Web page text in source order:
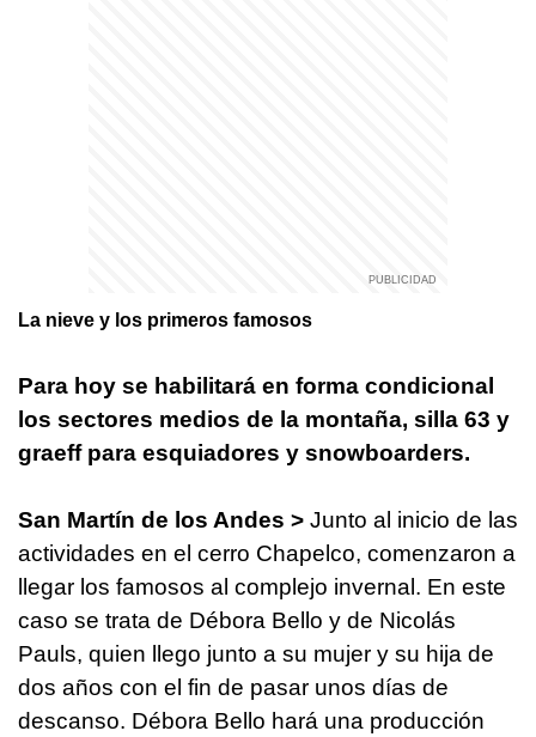
La nieve y los primeros famosos
Para hoy se habilitará en forma condicional
los sectores medios de la montaña, silla 63 y
graeff para esquiadores y snowboarders.
San Martín de los Andes > Junto al inicio de las
actividades en el cerro Chapelco, comenzaron a
llegar los famosos al complejo invernal. En este
caso se trata de Débora Bello y de Nicolás
Pauls, quien llego junto a su mujer y su hija de
dos años con el fin de pasar unos días de
descanso. Débora Bello hará una producción